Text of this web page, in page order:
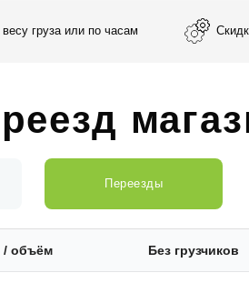
груза или по часам
Переезды
/ объём Без грузчиков